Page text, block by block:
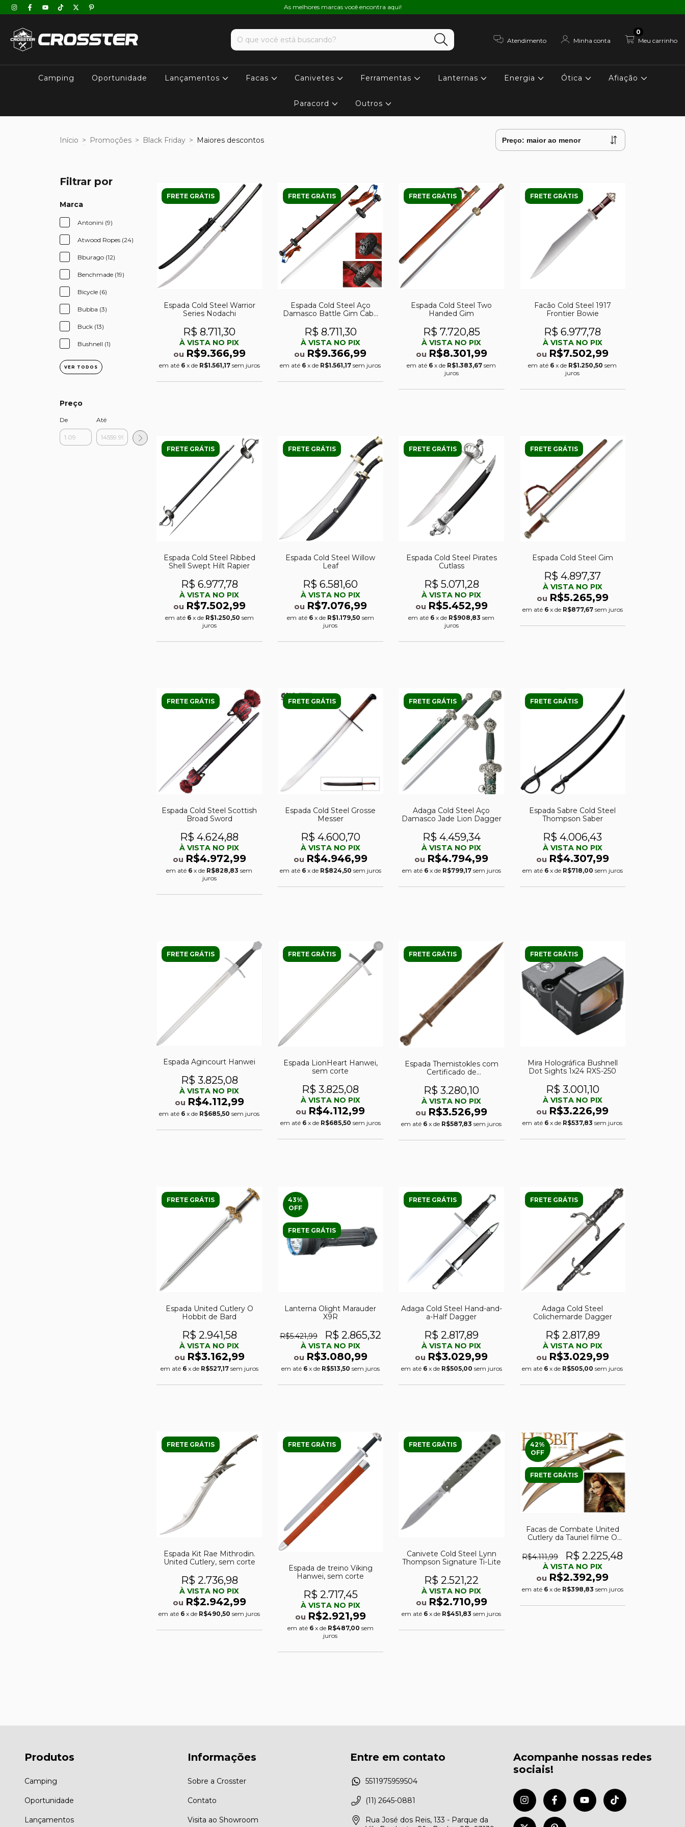
As melhores marcas você encontra aqui!
Atendimento Minha conta Meu carrinho
0
Camping Oportunidade Lançamentos Facas Canivetes Ferramentas Lanternas Energia Ótica Afiação
Paracord Outros
Início > Promoções > Black Friday > Maiores descontos
Filtrar por
Marca
Antonini (9)
Atwood Ropes (24)
Bburago (12)
Benchmade (19)
Bicycle (6)
Bubba (3)
Buck (13)
Bushnell (1)
VER TODOS
Preço
De Até
FRETE GRÁTIS
Espada Cold Steel Warrior
Series Nodachi
R$ 8.711,30
À VISTA NO PIX
ou R$9.366,99
em até 6 x de R$1.561,17 sem juros
FRETE GRÁTIS
Espada Cold Steel Aço
Damasco Battle Gim Cabo
R$ 8.711,30
À VISTA NO PIX
ou R$9.366,99
em até 6 x de R$1.561,17 sem juros
FRETE GRÁTIS
Espada Cold Steel Two
Handed Gim
R$ 7.720,85
À VISTA NO PIX
ou R$8.301,99
em até 6 x de R$1.383,67 sem
juros
FRETE GRÁTIS
Facão Cold Steel 1917
Frontier Bowie
R$ 6.977,78
À VISTA NO PIX
ou R$7.502,99
em até 6 x de R$1.250,50 sem
juros
FRETE GRÁTIS
Espada Cold Steel Ribbed
Shell Swept Hilt Rapier
R$ 6.977,78
À VISTA NO PIX
ou R$7.502,99
em até 6 x de R$1.250,50 sem
juros
FRETE GRÁTIS
Espada Cold Steel Willow
Leaf
R$ 6.581,60
À VISTA NO PIX
ou R$7.076,99
em até 6 x de R$1.179,50 sem
juros
FRETE GRÁTIS
Espada Cold Steel Pirates
Cutlass
R$ 5.071,28
À VISTA NO PIX
ou R$5.452,99
em até 6 x de R$908,83 sem
juros
FRETE GRÁTIS
Espada Cold Steel Gim
R$ 4.897,37
À VISTA NO PIX
ou R$5.265,99
em até 6 x de R$877,67 sem juros
FRETE GRÁTIS
Espada Cold Steel Scottish
Broad Sword
R$ 4.624,88
À VISTA NO PIX
ou R$4.972,99
em até 6 x de R$828,83 sem
juros
FRETE GRÁTIS
Espada Cold Steel Grosse
Messer
R$ 4.600,70
À VISTA NO PIX
ou R$4.946,99
em até 6 x de R$824,50 sem juros
FRETE GRÁTIS
Adaga Cold Steel Aço
Damasco Jade Lion Dagger
R$ 4.459,34
À VISTA NO PIX
ou R$4.794,99
em até 6 x de R$799,17 sem juros
FRETE GRÁTIS
Espada Sabre Cold Steel
Thompson Saber
R$ 4.006,43
À VISTA NO PIX
ou R$4.307,99
em até 6 x de R$718,00 sem juros
FRETE GRÁTIS
Espada Agincourt Hanwei
R$ 3.825,08
À VISTA NO PIX
ou R$4.112,99
em até 6 x de R$685,50 sem juros
FRETE GRÁTIS
Espada LionHeart Hanwei,
sem corte
R$ 3.825,08
À VISTA NO PIX
ou R$4.112,99
em até 6 x de R$685,50 sem juros
FRETE GRÁTIS
Espada Themistokles com
Certificado de
A Ascensão do Império
R$ 3.280,10
À VISTA NO PIX
ou R$3.526,99
em até 6 x de R$587,83 sem juros
FRETE GRÁTIS
Mira Holográfica Bushnell
Dot Sights 1x24 RXS-250
R$ 3.001,10
À VISTA NO PIX
ou R$3.226,99
em até 6 x de R$537,83 sem juros
FRETE GRÁTIS
Espada United Cutlery O
Hobbit de Bard
R$ 2.941,58
À VISTA NO PIX
ou R$3.162,99
em até 6 x de R$527,17 sem juros
43%
OFF
FRETE GRÁTIS
Lanterna Olight Marauder
X9R
R$5.421,99 R$ 2.865,32
À VISTA NO PIX
ou R$3.080,99
em até 6 x de R$513,50 sem juros
FRETE GRÁTIS
Adaga Cold Steel Hand-and-
a-Half Dagger
R$ 2.817,89
À VISTA NO PIX
ou R$3.029,99
em até 6 x de R$505,00 sem juros
FRETE GRÁTIS
Adaga Cold Steel
Colichemarde Dagger
R$ 2.817,89
À VISTA NO PIX
ou R$3.029,99
em até 6 x de R$505,00 sem juros
FRETE GRÁTIS
Espada Kit Rae Mithrodin.
United Cutlery, sem corte
R$ 2.736,98
À VISTA NO PIX
ou R$2.942,99
em até 6 x de R$490,50 sem juros
FRETE GRÁTIS
Espada de treino Viking
Hanwei, sem corte
R$ 2.717,45
À VISTA NO PIX
ou R$2.921,99
em até 6 x de R$487,00 sem
juros
FRETE GRÁTIS
Canivete Cold Steel Lynn
Thompson Signature Ti-Lite
R$ 2.521,22
À VISTA NO PIX
ou R$2.710,99
em até 6 x de R$451,83 sem juros
42%
OFF
FRETE GRÁTIS
Facas de Combate United
Cutlery da Tauriel filme O
R$4.111,99
R$ 2.225,48
À VISTA NO PIX
ou R$2.392,99
em até 6 x de R$398,83 sem juros
Produtos
Camping
Oportunidade
Lançamentos
Informações
Sobre a Crosster
Contato
Visita ao Showroom
Entre em contato
5511975959504
(11) 2645-0881
Rua José dos Reis, 133 - Parque da
Acompanhe nossas redes
sociais!